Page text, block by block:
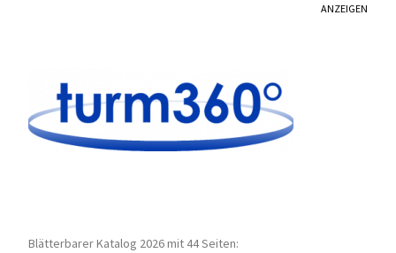
ANZEIGEN
Blätterbarer Katalog 2026 mit 44 Seiten: